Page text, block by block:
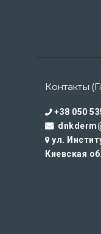
Контакты
+38 050
ул.
Киевская